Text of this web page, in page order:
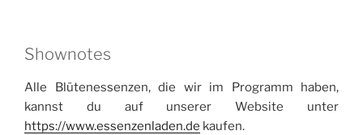
Shownotes
Alle Blütenessenzen, die wir im Programm haben,
kannst du auf unserer Website unter
https://www.essenzenladen.de kaufen.